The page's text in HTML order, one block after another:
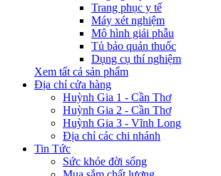
Trang phục y tế
Máy xét nghiệm
Mô hình giải phẫu
Tủ bảo quản thuốc
Dụng cụ thí nghiệm
Xem tất cả sản phẩm
Địa chỉ cửa hàng
Huỳnh Gia 1 - Cần Thơ
Huỳnh Gia 2 - Cần Thơ
Huỳnh Gia 3 - Vĩnh Long
Địa chỉ các chi nhánh
Tin Tức
Sức khỏe đời sống